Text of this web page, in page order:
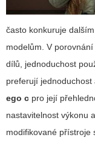
často konkuruje
modelům. V
dílů, jednoduchost
preferují
ego c pro její
nastavitelnost výkonu
modifikované přístroje